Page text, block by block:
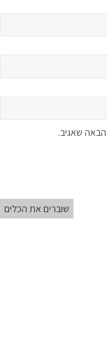
שאגיב.
שוברים את הכלים